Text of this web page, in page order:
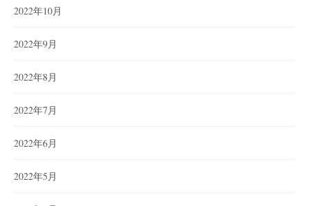
2022年10月
2022年9月
2022年8月
2022年7月
2022年6月
2022年5月